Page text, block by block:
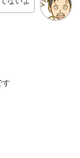
す